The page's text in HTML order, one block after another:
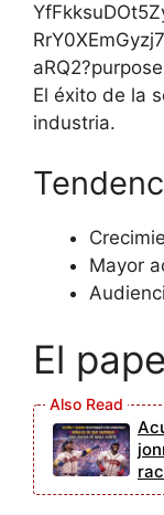
El éxito de la
industria.
Mayor
El